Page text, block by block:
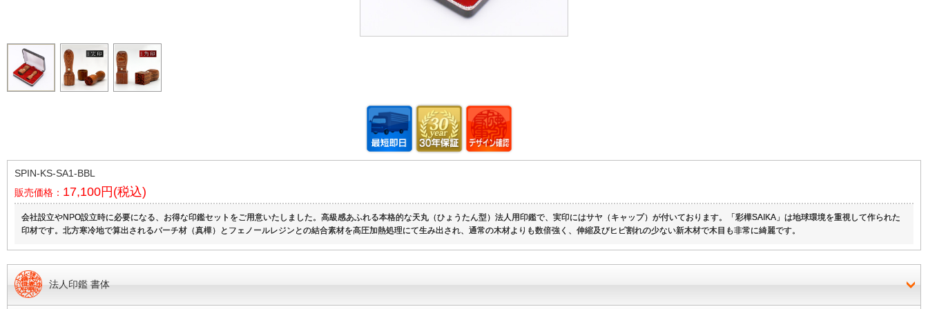
SPIN-KS-SA1-BBL
販売価格： 17,100円(税込)
会社設立やNPO設立時に必要になる、お得な印鑑セットをご用意いたしました。高級感あふれる本格的な天丸（ひょうたん型）法人用印鑑で、実印にはサヤ（キャップ）が付いております。「彩樺SAIKA」は地球環境を重視して作られた
印材です。北方寒冷地で算出されるバーチ材（真樺）とフェノールレジンとの結合素材を高圧加熱処理にて生み出され、通常の木材よりも数倍強く、伸縮及びヒビ割れの少ない新木材で木目も非常に綺麗です。
法人印鑑 書体